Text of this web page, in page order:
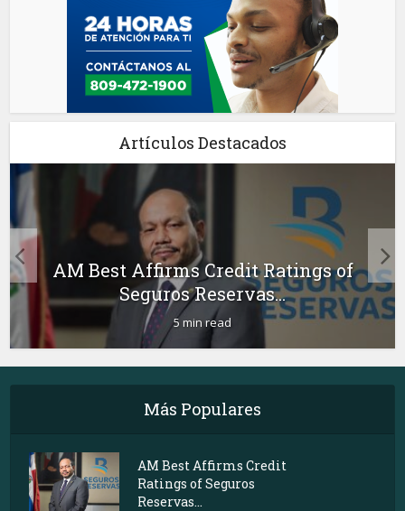
Artículos Destacados
AM Best Affirms Credit Ratings of
Seguros Reservas...
5 min read
Más Populares
AM Best Affirms Credit
Ratings of Seguros
Reservas...